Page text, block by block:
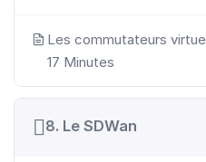
Les commutateurs
17 Minutes
8. Le SDWan